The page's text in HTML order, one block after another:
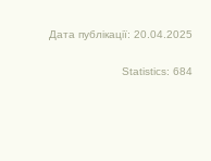
Дата публікації: 20.04.2025
Statistics: 684